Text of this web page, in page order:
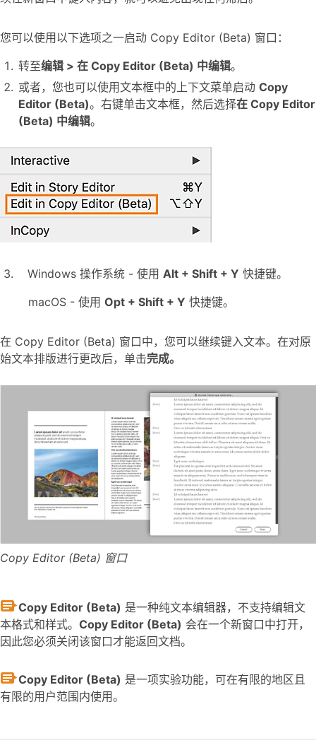
您可以使用以下选项之一启动 Copy Editor (Beta) 窗口：
转至编辑 > 在 Copy Editor (Beta) 中编辑。
或者，您也可以使用文本框中的上下文菜单启动 Copy
Editor (Beta)。右键单击文本框，然后选择在 Copy Editor
(Beta) 中编辑。
3. Windows 操作系统 - 使用 Alt + Shift + Y 快捷键。
macOS - 使用 Opt + Shift + Y 快捷键。
在 Copy Editor (Beta) 窗口中，您可以继续键入文本。在对原
始文本排版进行更改后，单击完成。
Copy Editor (Beta) 窗口
Copy Editor (Beta) 是一种纯文本编辑器，不支持编辑文
本格式和样式。 Copy Editor (Beta) 会在一个新窗口中打开，
因此您必须关闭该窗口才能返回文档。
Copy Editor (Beta) 是一项实验功能，可在有限的地区且
有限的用户范围内使用。